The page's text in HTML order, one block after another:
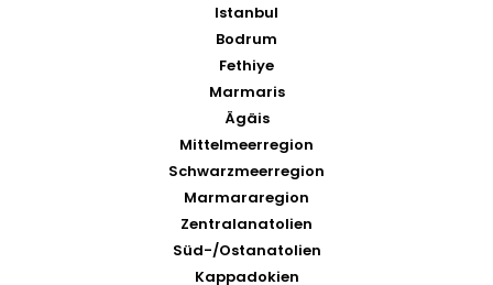
Istanbul
Bodrum
Fethiye
Marmaris
Ägäis
Mittelmeerregion
Schwarzmeerregion
Marmararegion
Zentralanatolien
Süd-/Ostanatolien
Kappadokien